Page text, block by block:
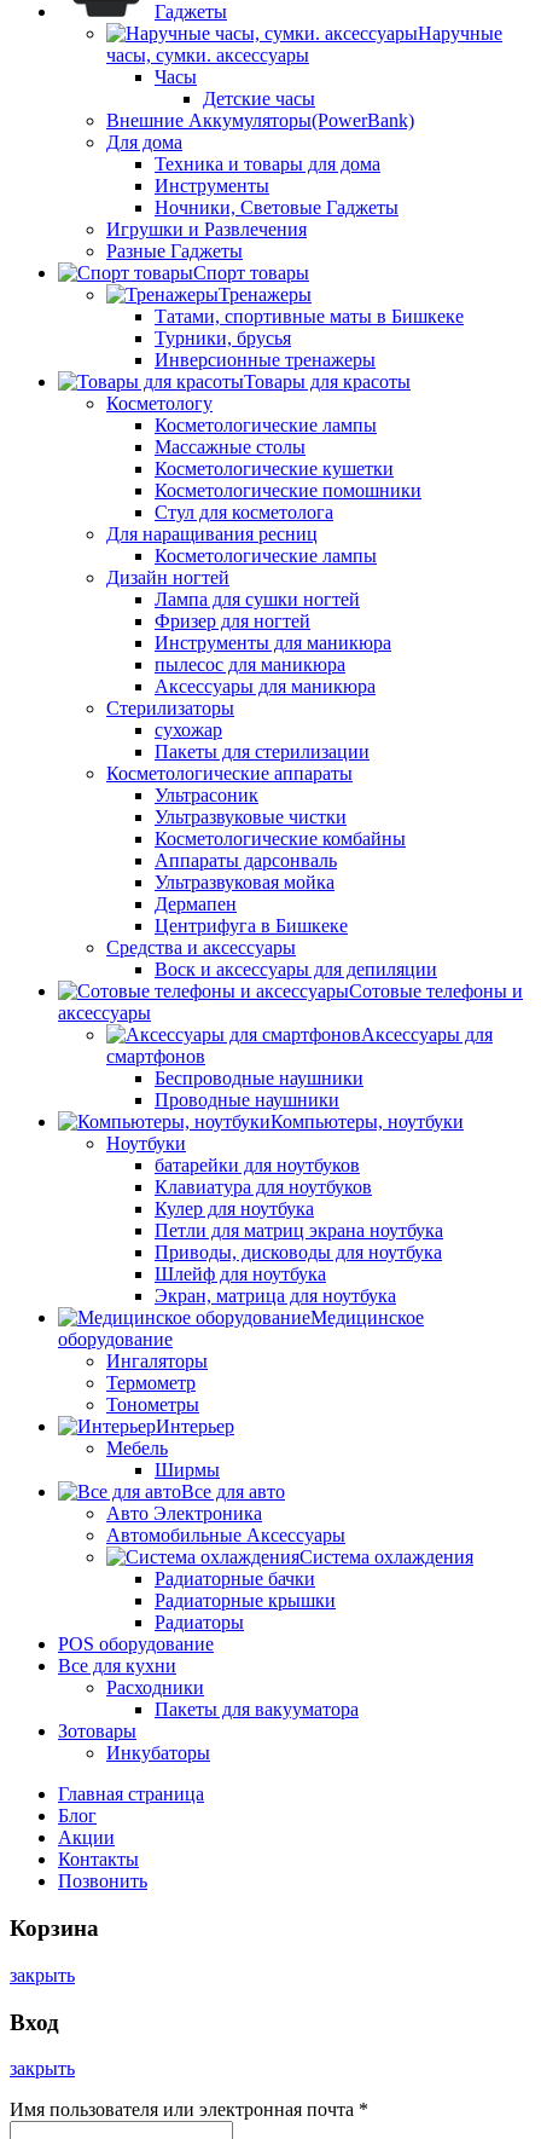
Гаджеты
Наручные
часы, сумки. аксессуары
Часы
Детские часы
Внешние Аккумуляторы(PowerBank)
Для дома
Техника и товары для дома
Инструменты
Ночники, Световые Гаджеты
Игрушки и Развлечения
Разные Гаджеты
Спорт товары
Тренажеры
Татами, спортивные маты в Бишкеке
Турники, брусья
Инверсионные тренажеры
Товары для красоты
Косметологу
Косметологические лампы
Массажные столы
Косметологические кушетки
Косметологические помошники
Стул для косметолога
Для наращивания ресниц
Косметологические лампы
Дизайн ногтей
Лампа для сушки ногтей
Фризер для ногтей
Инструменты для маникюра
пылесос для маникюра
Аксессуары для маникюра
Стерилизаторы
сухожар
Пакеты для стерилизации
Косметологические аппараты
Ультрасоник
Ультразвуковые чистки
Косметологические комбайны
Аппараты дарсонваль
Ультразвуковая мойка
Дермапен
Центрифуга в Бишкеке
Средства и аксессуары
Воск и аксессуары для депиляции
Сотовые телефоны и
аксессуары
Аксессуары для
смартфонов
Беспроводные наушники
Проводные наушники
Компьютеры, ноутбуки
Ноутбуки
батарейки для ноутбуков
Клавиатура для ноутбуков
Кулер для ноутбука
Петли для матриц экрана ноутбука
Приводы, дисководы для ноутбука
Шлейф для ноутбука
Экран, матрица для ноутбука
Медицинское
оборудование
Ингаляторы
Термометр
Тонометры
Интерьер
Мебель
Ширмы
Все для авто
Авто Электроника
Автомобильные Аксессуары
Система охлаждения
Радиаторные бачки
Радиаторные крышки
Радиаторы
POS оборудование
Все для кухни
Расходники
Пакеты для вакууматора
Зотовары
Инкубаторы
Главная страница
Блог
Акции
Контакты
Позвонить
Корзина
закрыть
Вход
закрыть
Имя пользователя или электронная почта *